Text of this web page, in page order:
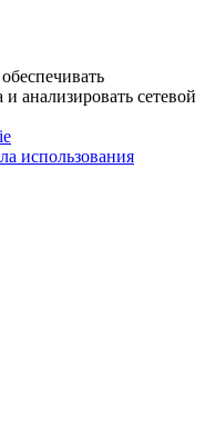
анализировать сетевой
использования